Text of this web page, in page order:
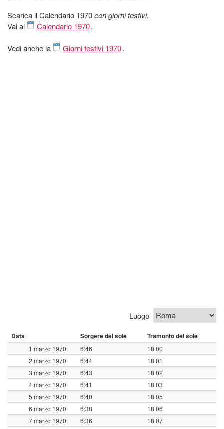
Scarica il Calendario 1970con giorni festivi.
Vai al
Calendario 1970.
Vedi anche la Giorni festivi 1970.
Luogo
Data Sorgere del sole Tramonto del sole
1 marzo 1970 6:46
18:00
2 marzo 1970
6:44
18:01
3 marzo 1970
6:43
18:02
4 marzo 1970
6:41
18:03
5 marzo 1970
6:40
18:05
6 marzo 1970
6:38
18:06
7 marzo 1970
6:36
18:07